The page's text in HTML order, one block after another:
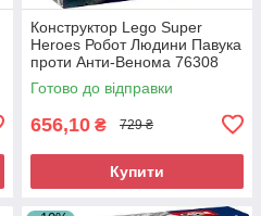
Конструктор Lego Super
Heroes Робот Людини Павука
проти Анти-Венома 76308
Готово до відправки
656,10 ₴ 729 ₴
Купити